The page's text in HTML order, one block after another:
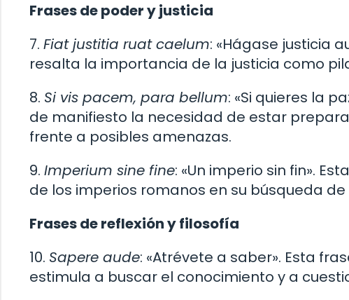
Frases de poder y justicia
7. Fiat justitia ruat caelum: «Hágase justicia
resalta la importancia de la justicia como
8. Si vis pacem, para bellum: «Si quieres la
de manifiesto la necesidad de estar
frente a posibles amenazas.
9. Imperium sine fine: «Un imperio sin fin».
de los imperios romanos en su búsqueda
Frases de reflexión y filosofía
10. Sapere aude: «Atrévete a saber». Esta
estimula a buscar el conocimiento y a